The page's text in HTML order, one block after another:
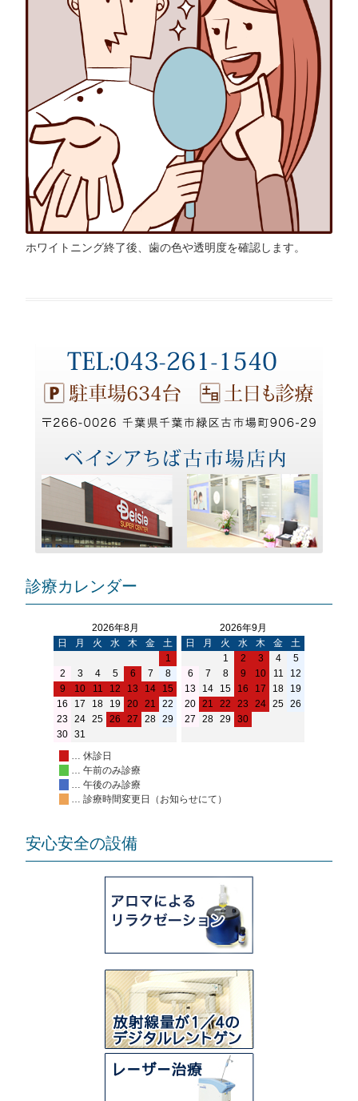
ホワイトニング終了後、歯の色や透明度を確認します。
診療カレンダー
2026年8月
日
月 火 水 木 金
土
1
2
3 4 5 6 7
8
9
10 11 12 13 14
15
16
17 18 19 20 21
22
23 24 25 26 27 28 29
30 31
2026年9月
日
月 火 水 木 金
土
1
2 3 4
5
6
7 8 9 10 11
12
13
14 15 16 17 18
19
20 21 22 23 24 25 26
27
28 29 30
… 休診日
… 午前のみ診療
… 午後のみ診療
… 診療時間変更日（お知らせにて）
安心安全の設備